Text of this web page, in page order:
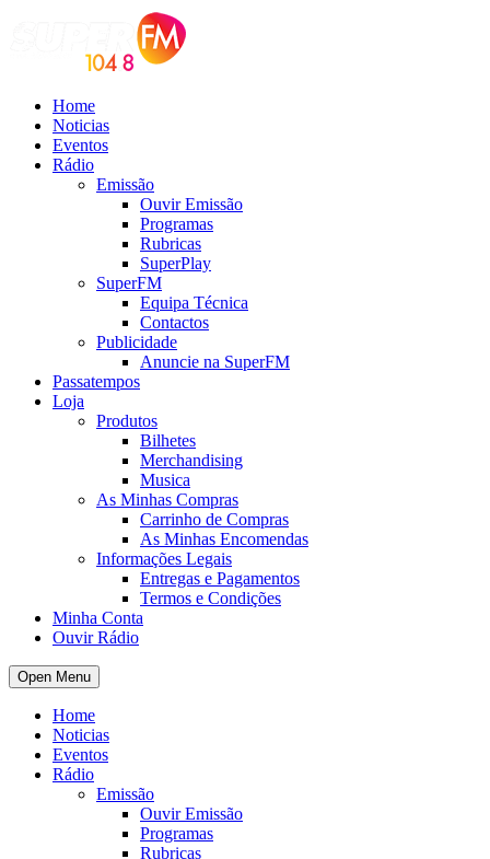
Home
Noticias
Eventos
Rádio
Emissão
Ouvir Emissão
Programas
Rubricas
SuperPlay
SuperFM
Equipa Técnica
Contactos
Publicidade
Anuncie na SuperFM
Passatempos
Loja
Produtos
Bilhetes
Merchandising
Musica
As Minhas Compras
Carrinho de Compras
As Minhas Encomendas
Informações Legais
Entregas e Pagamentos
Termos e Condições
Minha Conta
Ouvir Rádio
Open Menu
Home
Noticias
Eventos
Rádio
Emissão
Ouvir Emissão
Programas
Rubricas